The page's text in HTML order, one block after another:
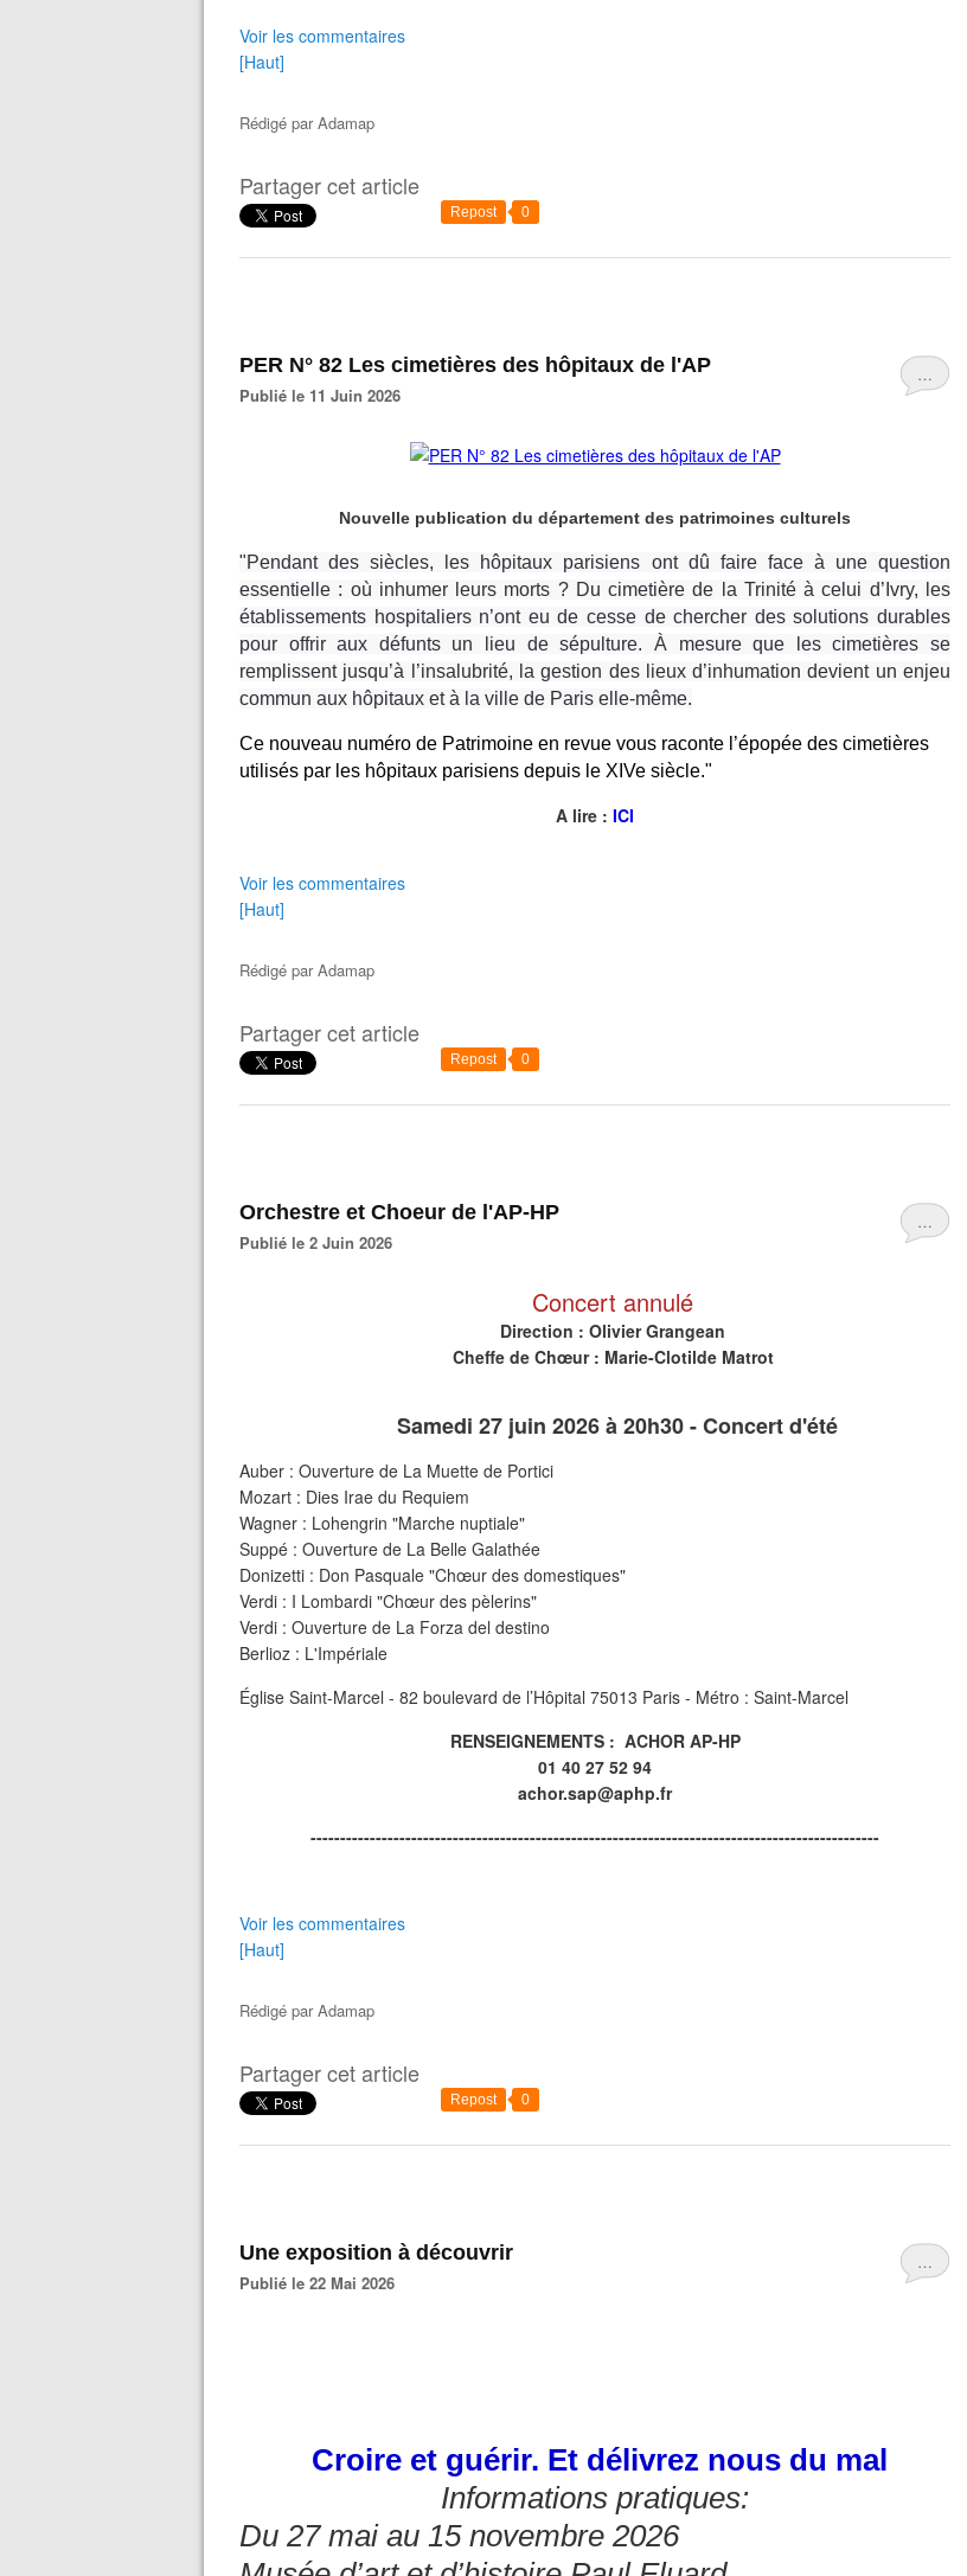
Voir les commentaires
[Haut]
Rédigé parAdamap
Partager cet article
Repost 0
…
PER N° 82 Les cimetières des hôpitaux de l'AP
Publié le 11 Juin 2026
Nouvelle publication du département des patrimoines culturels
"Pendant des siècles, les hôpitaux parisiens ont dû faire face à une question
essentielle : où inhumer leurs morts ? Du cimetière de la Trinité à celui d’Ivry, les
établissements hospitaliers n’ont eu de cesse de chercher des solutions durables
pour offrir aux défunts un lieu de sépulture. À mesure que les cimetières se
remplissent jusqu’à l’insalubrité, la gestion des lieux d’inhumation devient un enjeu
commun aux hôpitaux et à la ville de Paris elle-même.
Ce nouveau numéro de Patrimoine en revue vous raconte l’épopée des cimetières
utilisés par les hôpitaux parisiens depuis le XIVe siècle."
A lire : ICI
Voir les commentaires
[Haut]
Rédigé parAdamap
Partager cet article
Repost 0
…
Orchestre et Choeur de l'AP-HP
Publié le 2 Juin 2026
Concert annulé
Direction : Olivier Grangean
Cheffe de Chœur : Marie-Clotilde Matrot
Samedi 27 juin 2026 à 20h30 - Concert d'été
Auber : Ouverture de La Muette de Portici
Mozart : Dies Irae du Requiem
Wagner : Lohengrin "Marche nuptiale"
Suppé : Ouverture de La Belle Galathée
Donizetti : Don Pasquale "Chœur des domestiques"
Verdi : I Lombardi "Chœur des pèlerins"
Verdi : Ouverture de La Forza del destino
Berlioz : L'Impériale
Église Saint-Marcel - 82 boulevard de l’Hôpital 75013 Paris - Métro : Saint-Marcel
RENSEIGNEMENTS : ACHOR AP-HP
01 40 27 52 94
achor.sap@aphp.fr
------------------------------------------------------------------------------------------------
Voir les commentaires
[Haut]
Rédigé parAdamap
Partager cet article
Repost 0
…
Une exposition à découvrir
Publié le 22 Mai 2026
Croire et guérir. Et délivrez nous du mal
Informations pratiques:
Du 27 mai au 15 novembre 2026